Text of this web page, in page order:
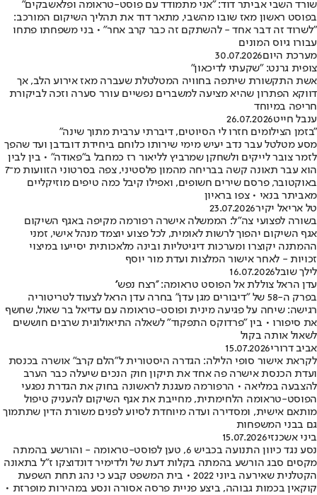
שורד השבי אביתר דוד: "אני מתמודד עם פוסט-טראומה ופלאשבקים"
בפוסט ראשון מאז שובו מהשבי, מתאר דוד את תהליך השיקום המורכב:
"לשרוד זה דבר אחד - להשתקם זה כבר קרב אחר" • בני משפחתו פתחו
עבורו גיוס המונים
מערכת היום30.07.2026
צופית גרנט: "שקעתי לדיכאון"
אשת התקשורת שיתפה בחוויה המטלטלת שעברה מאז אירוע הלב, אך
דווקא הפתרון שהיא מציעה למשברים נפשיים עורר סערה וזכה לביקורת
חריפה במיוחד
ענבל חייט26.07.2026
"בזמן הצילומים חזרו לי הסיוטים, דיברתי ערבית מתוך שינה"
מסע מטלטל עבר נדב יעיש מימי שירותו כלוחם ביחידת דובדבן ועד שהפך
לזמר צובר לייקים ולשחקן שמרביץ לליאור רז כמחבל ב"פאודה" • בין לבין
הוא עבר תאונה קשה בבריחה מהמון פלסטיני, צפה בסרטוני הזוועות מ־7
באוקטובר, פרסם שירים חשופים, ואפילו קיבל כמה טיפים מוזיקליים
מאביתר בנאי • צפו בראיון
טל אריאל יקיר23.07.2026
בשורה לפצועי צה"ל: הממשלה אישרה רפורמה מקיפה באגף השיקום
אגף השיקום יהפוך לרשות לאומית, לכל פצוע יוצמד מנהל אישי, זמני
ההמתנה יקוצרו ומערכות דיגיטליות ובינה מלאכותית יסייעו במיצוי
זכויות - לאחר אישור המלצות ועדת מור יוסף
לילך שובל16.07.2026
עדן הראל צוללת אל הפוסט טראומה: ''רצח נפש''
בפרק ה-58 של "דיבורים מגן עדן" בחרה עדן הראל לצעוד לטריטוריה
רגישה: שיחה על פגיעה מינית ופוסט-טראומה עם עדיאל בר שאול, שחשף
את סיפורו • בין "פרדוקס התפקוד" לשאלה התיאולוגית שרבים חוששים
לשאול אותה בקול
אביב דרורי15.07.2026
לקראת אישור סופי הלילה: הגדרה היסטורית ל"הלם קרב" אושרה בכנסת
ועדת הכנסת אישרה פה אחד את תיקון חוק הנכים שיעלה כבר הערב
להצבעה במליאה • הרפורמה מעגנת לראשונה בחוק את הגדרת נפגעי
הפוסט-טראומה הלחימתית, מחייבת את אגף השיקום להעניק טיפול
מותאם אישית, ומסדירה ועדה מיוחדת לסיוע לפנים משורת הדין שתתמוך
גם בבני המשפחות
ביני אשכנזי15.07.2026
נסע נגד כיוון התנועה בכביש 6, טען לפוסט-טראומה - והורשע בהמתה
מקסים סבג הורשע בהמתה בקלות דעת של ולדימיר דונדוצקו ז"ל בתאונה
הקטלנית שאירעה ביוני 2022 • בית המשפט קבע כי נהג תחת השפעת
קוקאין בכמות גבוהה, ביצע פניית פרסה אסורה ונסע במהירות מופרזת •